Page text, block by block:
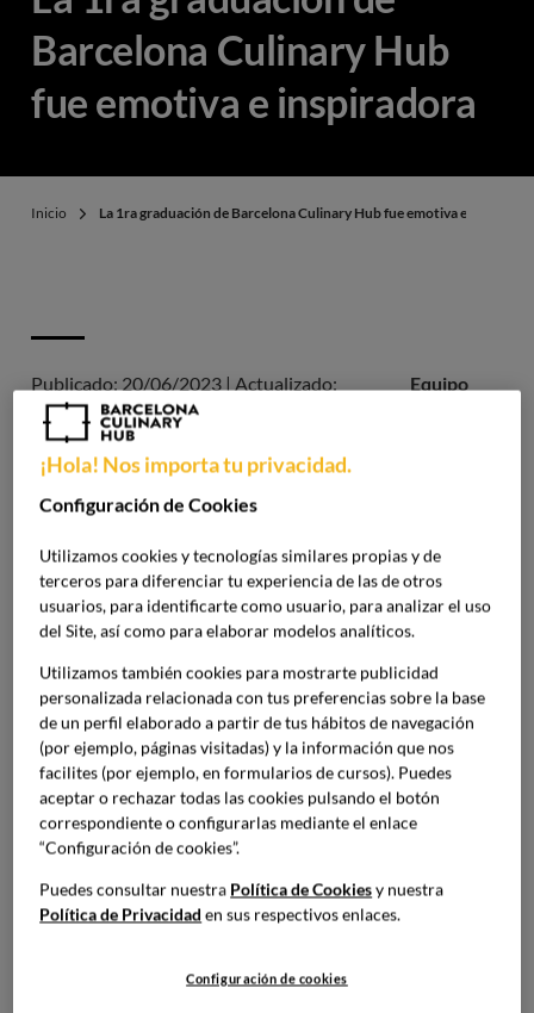
Barcelona Culinary Hub
fue emotiva e inspiradora
Inicio La 1ra graduación de Barcelona Culinary Hub fue emotiva e
Publicado: 20/06/2023 | Actualizado:
27/06/2024
Equipo
celebración de su primera Graduación
estudiantes, amigos y familiares, además del Equipo
Académico y Claustro Docente para celebrar el fin de
etapa.
Tras un gran esfuerzo y mucho aprendizaje durante este
tiempo, los estudiantes en gastronomía, alimentación y
gestión, se graduaron en el Auditorio de Planeta
Formación y Universidades. Al mismo tiempo, el evento
también fue retransmitido en streaming para los alumnos
que no pudieron asistir.
¡Hola! Nos importa tu privacidad.
Configuración de Cookies
Utilizamos cookies y tecnologías similares propias y de
terceros para diferenciar tu experiencia de las de otros
usuarios, para identificarte como usuario, para analizar el uso
del Site, así como para elaborar modelos analíticos.
Utilizamos también cookies para mostrarte publicidad
personalizada relacionada con tus preferencias sobre la base
de un perfil elaborado a partir de tus hábitos de navegación
(por ejemplo, páginas visitadas) y la información que nos
facilites (por ejemplo, en formularios de cursos). Puedes
aceptar o rechazar todas las cookies pulsando el botón
correspondiente o configurarlas mediante el enlace
“Configuración de cookies”.
Puedes consultar nuestra Política de Cookiesy nuestra
Política de Privacidad en sus respectivos enlaces.
Configuración de cookies